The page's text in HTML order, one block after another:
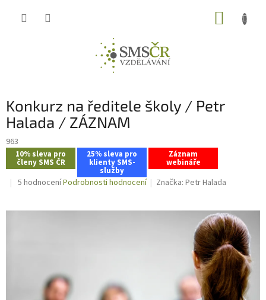
Konkurz na ředitele školy / Petr
Halada / ZÁZNAM
963
10% sleva pro
členy SMS ČR
25% sleva pro
klienty SMS-
služby
Záznam
webináře
Průměrné
5 hodnoceníPodrobnosti hodnocení Značka:Petr Halada